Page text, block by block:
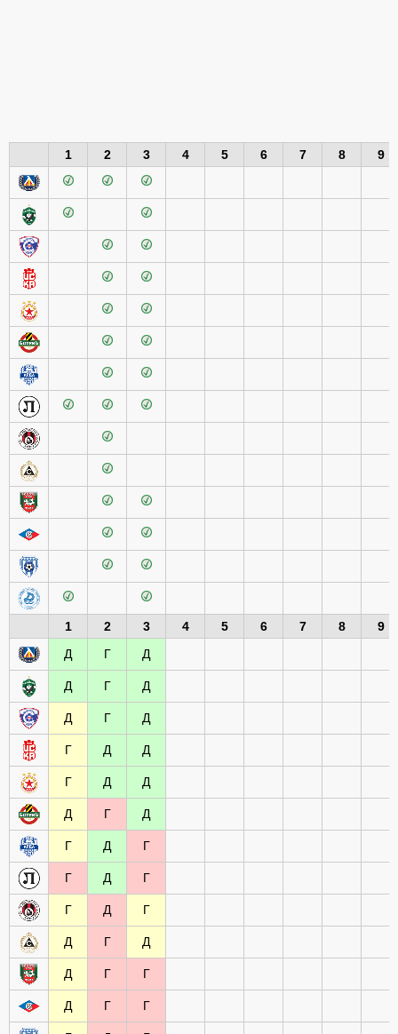
1 2 3 4 5 6 7 8 9
1 2 3 4 5 6 7 8
9
Д
Г Д
Д Г Д
Д Г Д
Г Д Д
Г Д Д
Д Г Д
Г Д Г
Г Д Г
Г Д Г
Д Г Д
Д Г Г
Д Г Г